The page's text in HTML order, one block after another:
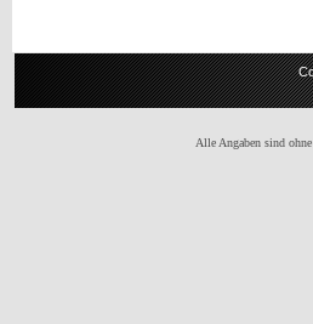
Alle Angaben sind